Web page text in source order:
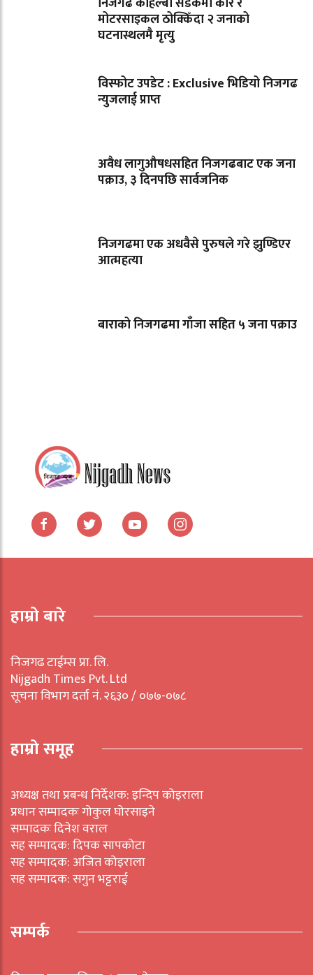
मोटरसाइकल ठोक्किँदा २ जनाको
घटनास्थलमै मृत्यु
विस्फोट उपडेट : Exclusive भिडियो निजगढ
न्युजलाई प्राप्त
अवैध लागुऔषधसहित निजगढबाट एक जना
पक्राउ, ३ दिनपछि सार्वजनिक
निजगढमा एक अधवैसे पुरुषले गरे झुण्डिएर
आत्महत्या
बाराको निजगढमा गाँजा सहित ५ जना पक्राउ
हाम्रो बारे
निजगढ टाईम्स प्रा. लि.
Nijgadh Times Pvt. Ltd
सूचना विभाग दर्ता नं. २६३० / ०७७-०७८
हाम्रो समूह
अध्यक्ष तथा प्रबन्ध निर्देशक: इन्दिप कोइराला
प्रधान सम्पादकः गोकुल घोरसाइने
सम्पादकः दिनेश वराल
सह सम्पादक: दिपक सापकोटा
सह सम्पादक: अजित कोइराला
सह सम्पादक: सगुन भट्टराई
सम्पर्क